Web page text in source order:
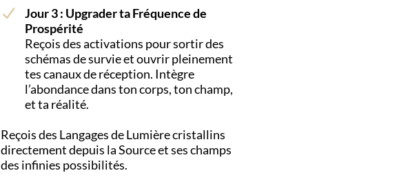
Jour 3 : Upgrader ta Fréquence de
Prospérité
Reçois des activations pour sortir des
schémas de survie et ouvrir pleinement
tes canaux de réception. Intègre
l’abondance dans ton corps, ton champ,
et ta réalité.
Reçois des Langages de Lumière cristallins
directement depuis la Source et ses champs
des infinies possibilités.